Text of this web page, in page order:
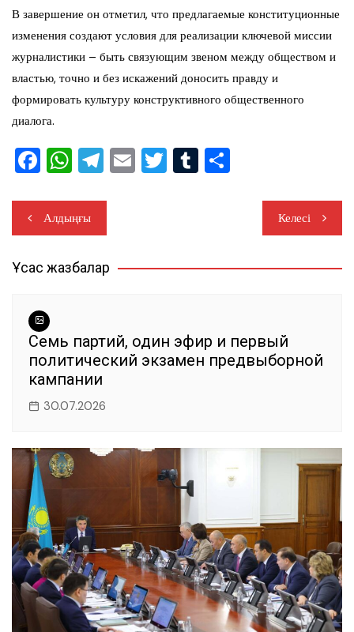
В завершение он отметил, что предлагаемые конституционные
изменения создают условия для реализации ключевой миссии
журналистики – быть связующим звеном между обществом и
властью, точно и без искажений доносить правду и
формировать культуру конструктивного общественного
диалога.
F
c
e
b
o
k
W
at
s
A
T
e
gr
a
m
E T T
r ть
Навигация
по
записям
Алдыңғы Келесі
Ұқсас жазбалар
Семь партий, один эфир и первый
политический экзамен предвыборной
кампании
30.07.2026